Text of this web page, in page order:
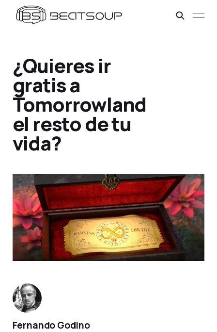
¿Quieres ir
gratis a
Tomorrowland
el resto de tu
vida?
Fernando Godino